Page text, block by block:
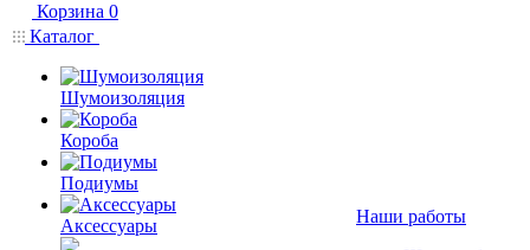
Корзина 0
Каталог
Шумоизоляция
Короба
Подиумы
Аксессуары
Наши работы